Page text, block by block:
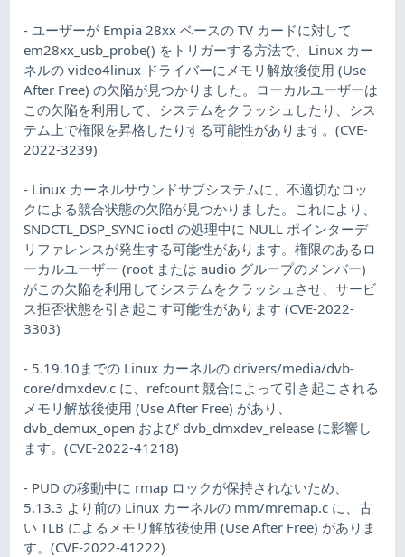
- ユーザーが Empia 28xx ベースの TV カードに対して
em28xx_usb_probe() をトリガーする方法で、Linux カー
ネルの video4linux ドライバーにメモリ解放後使用 (Use
After Free) の欠陥が見つかりました。ローカルユーザーは
この欠陥を利用して、システムをクラッシュしたり、シス
テム上で権限を昇格したりする可能性があります。(CVE-
2022-3239)
- Linux カーネルサウンドサブシステムに、不適切なロッ
クによる競合状態の欠陥が見つかりました。これにより、
SNDCTL_DSP_SYNC ioctl の処理中に NULL ポインターデ
リファレンスが発生する可能性があります。権限のあるロ
ーカルユーザー (root または audio グループのメンバー)
がこの欠陥を利用してシステムをクラッシュさせ、サービ
ス拒否状態を引き起こす可能性があります (CVE-2022-
3303)
- 5.19.10までの Linux カーネルの drivers/media/dvb-
core/dmxdev.c に、refcount 競合によって引き起こされる
メモリ解放後使用 (Use After Free) があり、
dvb_demux_open および dvb_dmxdev_release に影響し
ます。(CVE-2022-41218)
- PUD の移動中に rmap ロックが保持されないため、
5.13.3 より前の Linux カーネルの mm/mremap.c に、古
い TLB によるメモリ解放後使用 (Use After Free) がありま
す。(CVE-2022-41222)